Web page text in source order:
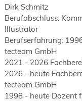
Dirk Schmitz
Berufabschluss:
Illustrator
Berufserfahrung:
tecteam GmbH
2021 - 2026
2026 - heute
tecteam GmbH
1998 - heute Dozent